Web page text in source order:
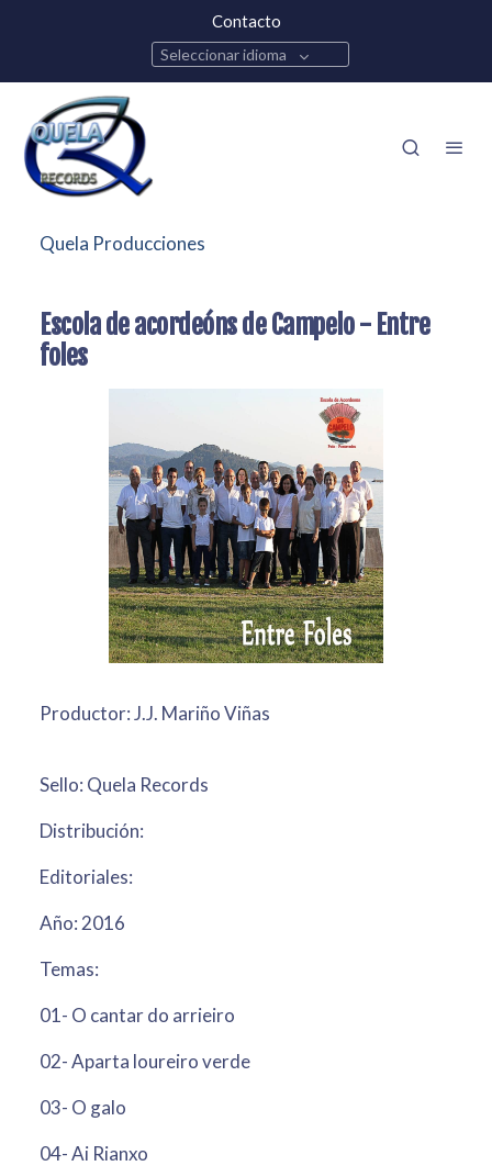
Contacto
Seleccionar idioma
Quela Producciones
Escola de acordeóns de Campelo - Entre
foles
Productor: J.J. Mariño Viñas
Sello: Quela Records
Distribución:
Editoriales:
Año: 2016
Temas:
01- O cantar do arrieiro
02- Aparta loureiro verde
03- O galo
04- Ai Rianxo